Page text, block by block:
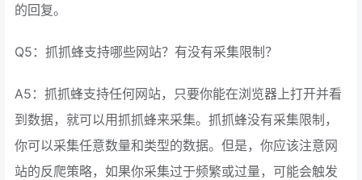
的回复。
Q5：抓抓蜂支持哪些网站？有没有采集限制？
A5：抓抓蜂支持任何网站，只要你能在浏览器上打开并看
到数据，就可以用抓抓蜂来采集。抓抓蜂没有采集限制，
你可以采集任意数量和类型的数据。但是，你应该注意网
站的反爬策略，如果你采集过于频繁或过量，可能会触发